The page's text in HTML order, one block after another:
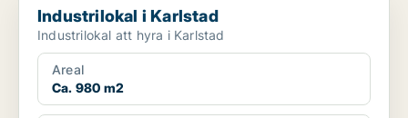
Industrilokal i Karlstad
Industrilokal att hyra i Karlstad
Areal
Ca. 980 m2